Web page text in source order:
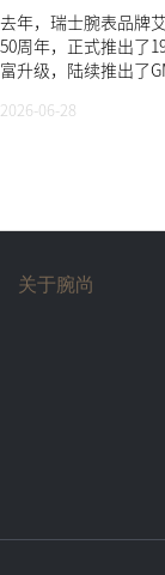
去年，瑞士腕表品牌
50周年，正式推出了
富升级，陆续推出了
2026-06-28
关于腕尚